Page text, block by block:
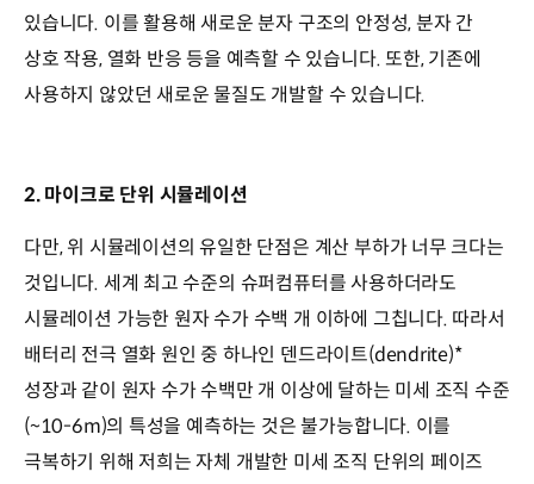
있습니다. 이를 활용해 새로운 분자 구조의 안정성, 분자 간
상호 작용, 열화 반응 등을 예측할 수 있습니다. 또한, 기존에
사용하지 않았던 새로운 물질도 개발할 수 있습니다.
2. 마이크로 단위 시뮬레이션
다만, 위 시뮬레이션의 유일한 단점은 계산 부하가 너무 크다는
것입니다. 세계 최고 수준의 슈퍼컴퓨터를 사용하더라도
시뮬레이션 가능한 원자 수가 수백 개 이하에 그칩니다. 따라서
배터리 전극 열화 원인 중 하나인 덴드라이트(dendrite)*
성장과 같이 원자 수가 수백만 개 이상에 달하는 미세 조직 수준
(~10-6m)의 특성을 예측하는 것은 불가능합니다. 이를
극복하기 위해 저희는 자체 개발한 미세 조직 단위의 페이즈